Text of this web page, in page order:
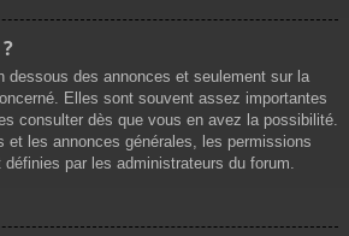
dessous des annonces et seulement sur la
Elles sont souvent assez importantes
consulter dès que vous en avez la possibilité.
et les annonces générales, les permissions
par les administrateurs du forum.